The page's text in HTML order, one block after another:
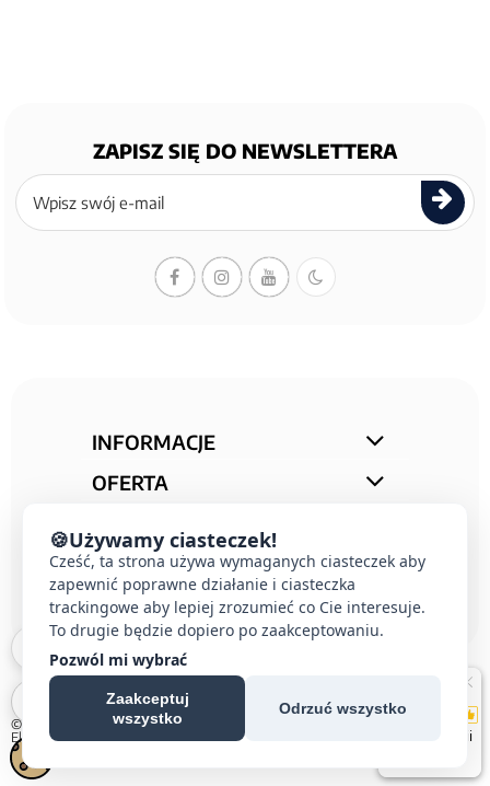
ZAPISZ SIĘ DO NEWSLETTERA
Zapisz
się
newslettera
INFORMACJE
OFERTA
KONTAKT
© 2026 E-DOMUS |Kontakt Simon
Electric|Wideodomofon EURA| All rights reserved
🍪Używamy ciasteczek!
Cześć, ta strona używa wymaganych ciasteczek aby
zapewnić poprawne działanie i ciasteczka
trackingowe aby lepiej zrozumieć co Cie interesuje.
To drugie będzie dopiero po zaakceptowaniu.
Pozwól mi wybrać
Zaakceptuj
wszystko
Odrzuć wszystko